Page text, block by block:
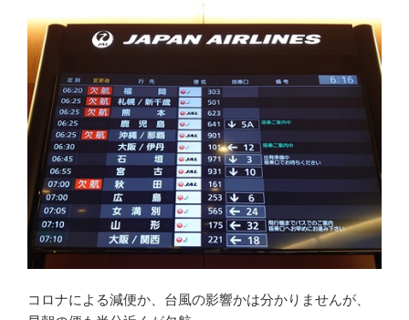
コロナによる減便か、台風の影響かは分かりませんが、